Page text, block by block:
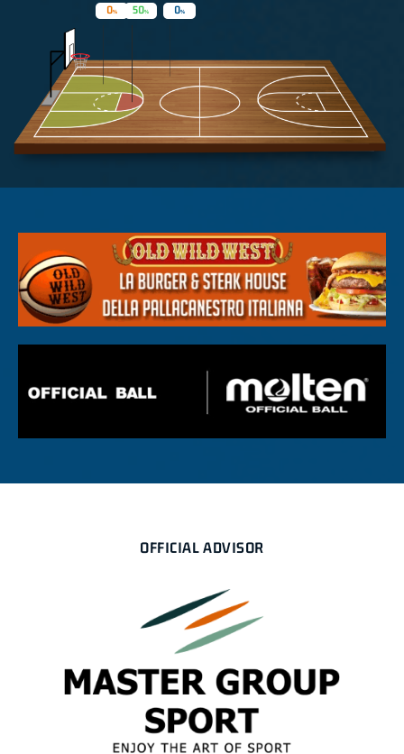
50
0 0
OFFICIAL ADVISOR